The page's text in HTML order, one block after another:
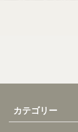
カテゴリー